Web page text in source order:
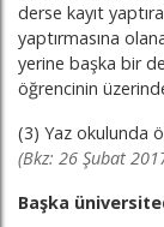
derse kayıt
yaptırmasına
yerine başka bir
öğrencinin
(3) Yaz okulunda
(Bkz: 26 Şubat
Başka